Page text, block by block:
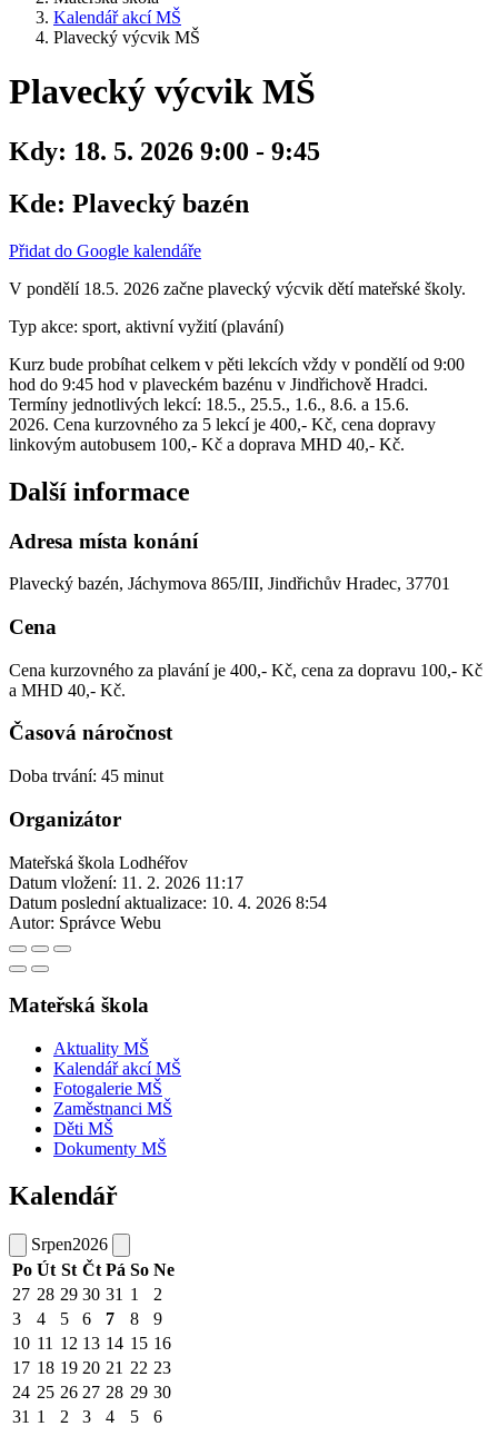
Kalendář akcí MŠ
Plavecký výcvik MŠ
Plavecký výcvik MŠ
Kdy: 18. 5. 2026 9:00 - 9:45
Kde: Plavecký bazén
Přidat do Google kalendáře
V pondělí 18.5. 2026 začne plavecký výcvik dětí mateřské školy.
Typ akce: sport, aktivní vyžití (plavání)
Kurz bude probíhat celkem v pěti lekcích vždy v pondělí od 9:00
hod do 9:45 hod v plaveckém bazénu v Jindřichově Hradci.
Termíny jednotlivých lekcí: 18.5., 25.5., 1.6., 8.6. a 15.6.
2026. Cena kurzovného za 5 lekcí je 400,- Kč, cena dopravy
linkovým autobusem 100,- Kč a doprava MHD 40,- Kč.
Další informace
Adresa místa konání
Plavecký bazén, Jáchymova 865/III, Jindřichův Hradec, 37701
Cena
Cena kurzovného za plavání je 400,- Kč, cena za dopravu 100,- Kč
a MHD 40,- Kč.
Časová náročnost
Doba trvání: 45 minut
Organizátor
Mateřská škola Lodhéřov
Datum vložení: 11. 2. 2026 11:17
Datum poslední aktualizace: 10. 4. 2026 8:54
Autor: Správce Webu
Mateřská škola
Aktuality MŠ
Kalendář akcí MŠ
Fotogalerie MŠ
Zaměstnanci MŠ
Děti MŠ
Dokumenty MŠ
Kalendář
Srpen2026
Po Út St Čt Pá So Ne
27 28 29 30 31 1
2
3
4 5 6 7 8
9
10 11 12 13 14 15 16
17 18 19 20 21 22 23
24 25 26 27 28 29 30
31 1 2 3 4 5 6